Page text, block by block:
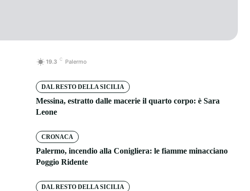
19.3 C Palermo
DAL RESTO DELLA SICILIA
Messina, estratto dalle macerie il quarto corpo: è Sara
Leone
CRONACA
Palermo, incendio alla Conigliera: le fiamme minacciano
Poggio Ridente
DAL RESTO DELLA SICILIA